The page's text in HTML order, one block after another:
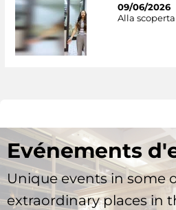
09/06/2026
Alla
Evénements
Unique events in some
extraordinary places in